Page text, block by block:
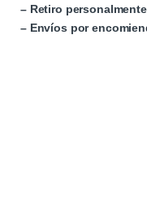
– Retiro
– Envíos por